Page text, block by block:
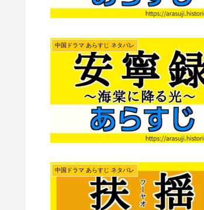
中国ドラマ あらすじ ネタバレ
中国ドラマ あらすじ ネタバレ